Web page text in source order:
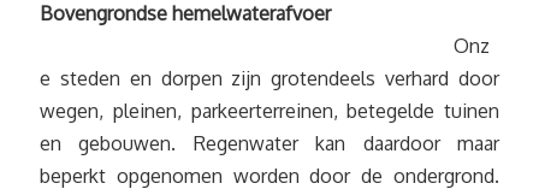
Bovengrondse hemelwaterafvoer
Onz
e steden en dorpen zijn grotendeels verhard door
wegen, pleinen, parkeerterreinen, betegelde tuinen
en gebouwen. Regenwater kan daardoor maar
beperkt opgenomen worden door de ondergrond.